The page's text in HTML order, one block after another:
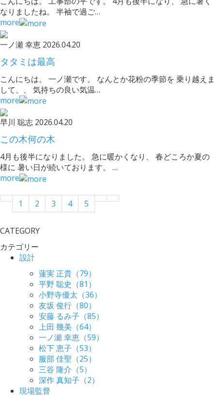
なりましたね。 半袖で過ご…
more
一ノ瀬 幸恵 2026.04.20
タタミは最高
こんにちは。 一ノ瀬です。 なんとか花粉の季節を 乗り越えま
して、、 気持ちの良い気温…
more
早川 聡志 2026.04.20
この木何の木
4月も後半になりました。 急に暖かくなり、 春どころか夏の
様に 暑い日が続いております。 …
more
1 2 3 4 5
CATEGORY
カテゴリー
設計
蓮実 正貴（79）
平野 聡史（81）
小野寺優太（36）
友坂 俊行（80）
安藤 るみ子（85）
上田 幾美（64）
一ノ瀬 幸恵（59）
松下 恵子（53）
服部 佳聖（25）
三谷 隆介（5）
深作 真知子（2）
現場監督